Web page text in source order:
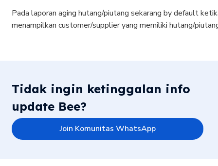
Pada laporan aging hutang/piutang sekarang by default
menampilkan customer/supplier yang memiliki hutang/
Tidak ingin ketinggalan info
update Bee?
Join Komunitas WhatsApp